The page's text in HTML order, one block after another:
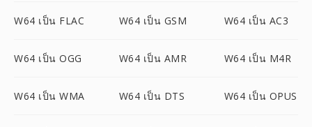
W64 เป็น FLAC W64 เป็น GSM W64 เป็น AC3
W64 เป็น OGG W64 เป็น AMR W64 เป็น M4R
W64 เป็น WMA W64 เป็น DTS W64 เป็น OPUS